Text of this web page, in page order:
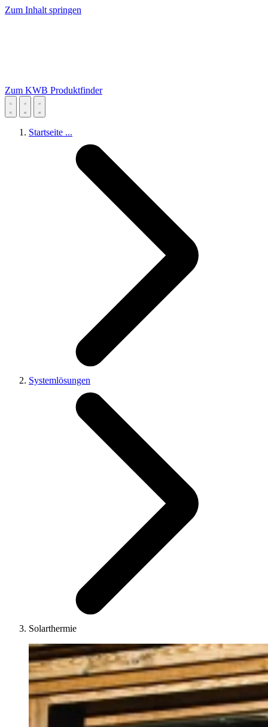
Zum Inhalt springen
Zum KWB Produktfinder
Startseite ...
Systemlösungen
Solarthermie